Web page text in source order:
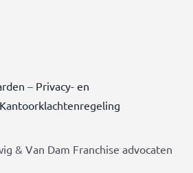
– Privacy- en
Kantoorklachtenregeling
& Van Dam Franchise advocaten